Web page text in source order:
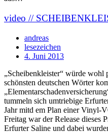
video //
andreas
lesezeichen
4. Juni 2013
„Scheibenkleister“ würde wohl
schönsten deutschen Wörter
tummeln sich umtriebige
Jahr mitd em Plan einer Vinyl-
Freitag war der Release dieses
Erfurter Saline und dabei